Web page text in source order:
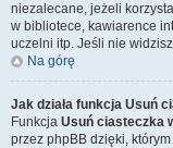
niezalecane, jeżeli
w bibliotece, kawiarence
uczelni itp. Jeśli nie
Na górę
Jak działa funkcja Usuń
Funkcja Usuń ciasteczka
przez phpBB dzięki,